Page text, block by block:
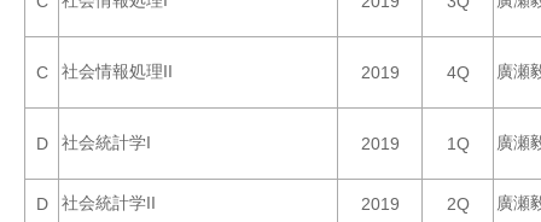
C 社会情報処理II 2019 4Q 廣瀬
D 社会統計学I 2019 1Q 廣瀬
D 社会統計学II 2019 2Q 廣瀬